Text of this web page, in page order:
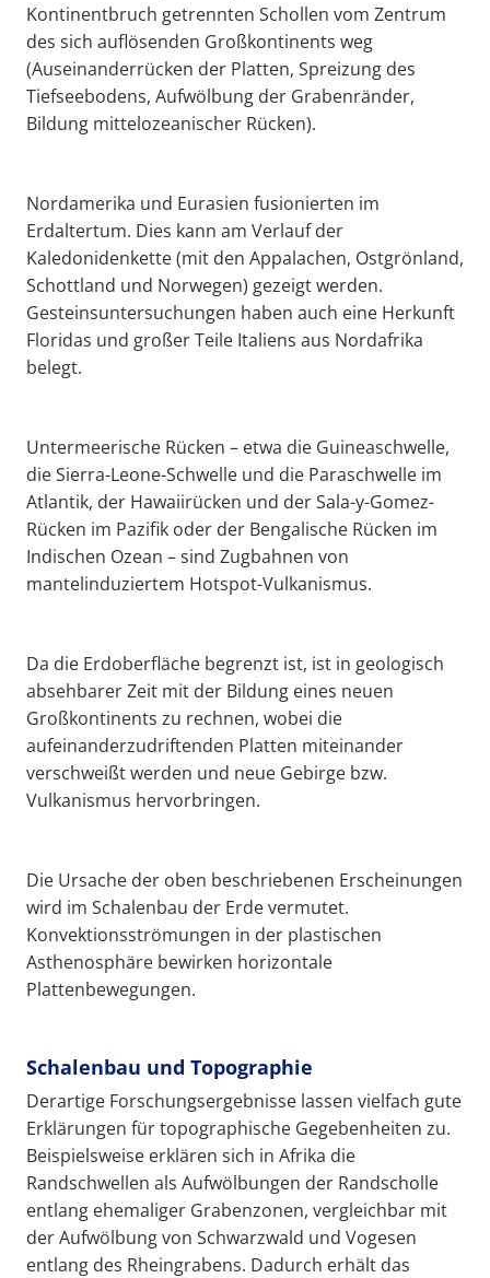
Kontinentbruch getrennten Schollen vom Zentrum
des sich auflösenden Großkontinents weg
(Auseinanderrücken der Platten, Spreizung des
Tiefseebodens, Aufwölbung der Grabenränder,
Bildung mittelozeanischer Rücken).
Nordamerika und Eurasien fusionierten im
Erdaltertum. Dies kann am Verlauf der
Kaledonidenkette (mit den Appalachen, Ostgrönland,
Schottland und Norwegen) gezeigt werden.
Gesteinsuntersuchungen haben auch eine Herkunft
Floridas und großer Teile Italiens aus Nordafrika
belegt.
Untermeerische Rücken – etwa die Guineaschwelle,
die Sierra-Leone-Schwelle und die Paraschwelle im
Atlantik, der Hawaiirücken und der Sala-y-Gomez-
Rücken im Pazifik oder der Bengalische Rücken im
Indischen Ozean – sind Zugbahnen von
mantelinduziertem Hotspot-Vulkanismus.
Da die Erdoberfläche begrenzt ist, ist in geologisch
absehbarer Zeit mit der Bildung eines neuen
Großkontinents zu rechnen, wobei die
aufeinanderzudriftenden Platten miteinander
verschweißt werden und neue Gebirge bzw.
Vulkanismus hervorbringen.
Die Ursache der oben beschriebenen Erscheinungen
wird im Schalenbau der Erde vermutet.
Konvektionsströmungen in der plastischen
Asthenosphäre bewirken horizontale
Plattenbewegungen.
Schalenbau und Topographie
Derartige Forschungsergebnisse lassen vielfach gute
Erklärungen für topographische Gegebenheiten zu.
Beispielsweise erklären sich in Afrika die
Randschwellen als Aufwölbungen der Randscholle
entlang ehemaliger Grabenzonen, vergleichbar mit
der Aufwölbung von Schwarzwald und Vogesen
entlang des Rheingrabens. Dadurch erhält das